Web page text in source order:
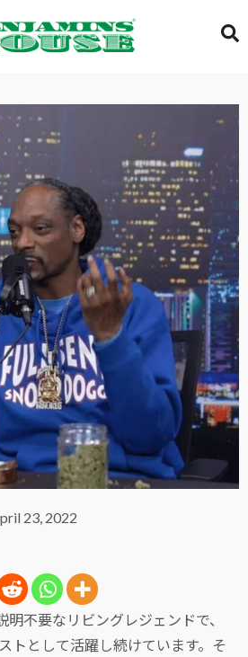
GLOBAL
VIDEOS
LOGIN
23, 2022
不要なリビングレジェンドで、
トとして活躍し続けています。そ